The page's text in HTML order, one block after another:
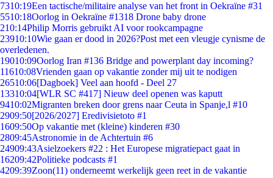
7310:19Een tactische/militaire analyse van het front in Oekraïne #31
5510:18Oorlog in Oekraïne #1318 Drone baby drone
210:14Philip Morris gebruikt AI voor rookcampagne
23910:10Wie gaan er dood in 2026?Post met een vleugje cynisme de
overledenen.
19010:09Oorlog Iran #136 Bridge and powerplant day incoming?
11610:08Vrienden gaan op vakantie zonder mij uit te nodigen
26510:06[Dagboek] Veel aan hoofd - Deel 27
13310:04[WLR SC #417] Nieuw deel openen was kaputt
9410:02Migranten breken door grens naar Ceuta in Spanje,l #10
2909:50[2026/2027] Eredivisietoto #1
1609:50Op vakantie met (kleine) kinderen #30
2809:45Astronomie in de Achtertuin #6
24909:43Asielzoekers #22 : Het Europese migratiepact gaat in
16209:42Politieke podcasts #1
4209:39Zoon(11) onderneemt werkelijk geen reet in de vakantie